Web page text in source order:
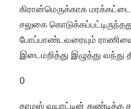
கிரான்மெருக்காக
சலுகை
போப்பாண்டவரையும்
இடைமறித்து இழுத்து வந்து
0
தாமஸ் வயாட்டின்